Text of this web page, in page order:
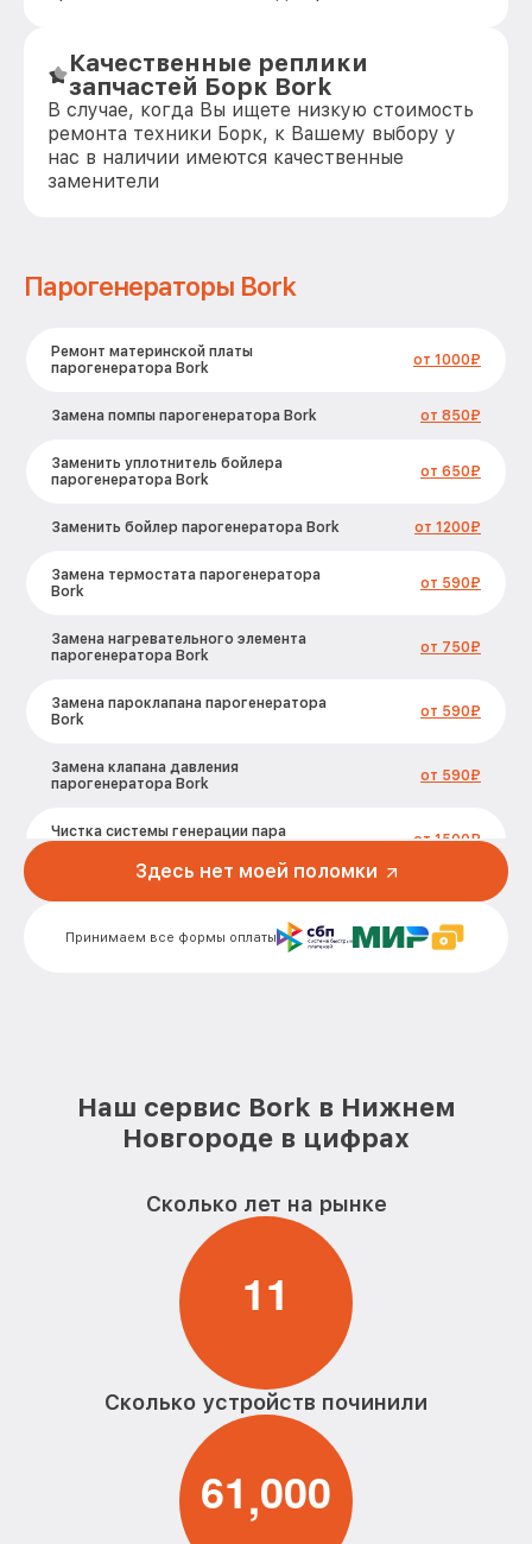
Качественные реплики
запчастей Борк Bork
В случае, когда Вы ищете низкую стоимость
ремонта техники Борк, к Вашему выбору у
нас в наличии имеются качественные
заменители
Парогенераторы Bork
Ремонт материнской платы
парогенератора Bork
от 1000₽
Замена помпы парогенератора Bork от 850₽
Заменить уплотнитель бойлера
парогенератора Bork
от 650₽
Заменить бойлер парогенератора Bork от 1200₽
Замена термостата парогенератора
Bork
от 590₽
Замена нагревательного элемента
парогенератора Bork
от 750₽
Замена пароклапана парогенератора
Bork
от 590₽
Замена клапана давления
парогенератора Bork
от 590₽
Чистка системы генерации пара
от 1500₽
от 550₽
Замена шнура питания парогенератора
Bork
от 590₽
Восстановление электроклапана
парогенератора Bork
Принимаем все формы оплаты
Здесь нет моей поломки
Наш сервис Bork в Нижнем
Новгороде в цифрах
Сколько лет на рынке
11
Сколько устройств починили
61,000